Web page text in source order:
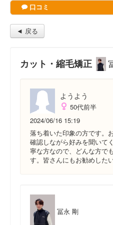
口コミ
◄ 戻る
カット・縮毛矯正
ようよう
50代前半
2024/06/16 15:19
落ち着いた印象の方です。
確認しながら好みを聞いて
寧な方なので、どんな方で
す。皆さんにもお勧めした
冨永 剛